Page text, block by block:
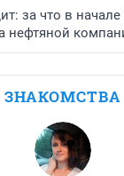
за что в начале
нефтяной
ЗНАКОМСТВА